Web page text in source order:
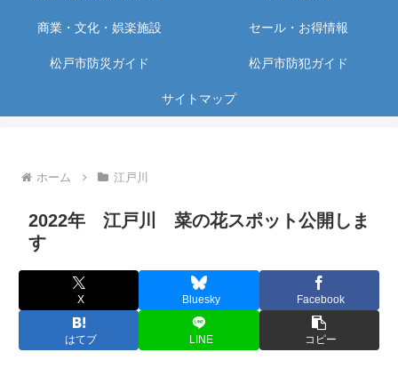
商業・文化・娯楽施設 セール・お得情報
松戸市防災ガイド 松戸市防犯ガイド
サイトマップ
ホーム 江戸川
2022年 江戸川 菜の花スポット公開しま
す
X Bluesky Facebook
はてブ LINE コピー